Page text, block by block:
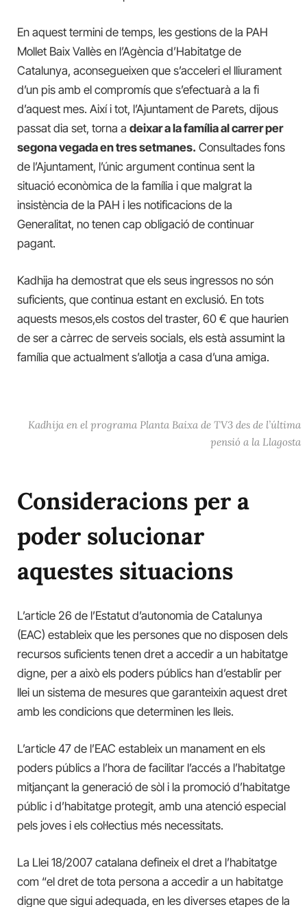
En aquest termini de temps, les gestions de la PAH
Mollet Baix Vallès en l’Agència d’Habitatge de
Catalunya, aconsegueixen que s’acceleri el lliurament
d’un pis amb el compromís que s’efectuarà a la fi
d’aquest mes. Així i tot, l’Ajuntament de Parets, dijous
passat dia set, torna a deixar a la família al carrer per
segona vegada en tres setmanes. Consultades fons
de l’Ajuntament, l’únic argument continua sent la
situació econòmica de la família i que malgrat la
insistència de la PAH i les notificacions de la
Generalitat, no tenen cap obligació de continuar
pagant.
Kadhija ha demostrat que els seus ingressos no són
suficients, que continua estant en exclusió. En tots
aquests mesos,els costos del traster, 60 € que haurien
de ser a càrrec de serveis socials, els està assumint la
família que actualment s’allotja a casa d’una amiga.
Kadhija en el programa Planta Baixa de TV3 des de l’última
pensió a la Llagosta
Consideracions per a
poder solucionar
aquestes situacions
L’article 26 de l’Estatut d’autonomia de Catalunya
(EAC) estableix que les persones que no disposen dels
recursos suficients tenen dret a accedir a un habitatge
digne, per a això els poders públics han d’establir per
llei un sistema de mesures que garanteixin aquest dret
amb les condicions que determinen les lleis.
L’article 47 de l’EAC estableix un manament en els
poders públics a l’hora de facilitar l’accés a l’habitatge
mitjançant la generació de sòl i la promoció d’habitatge
públic i d’habitatge protegit, amb una atenció especial
pels joves i els col·lectius més necessitats.
La Llei 18/2007 catalana defineix el dret a l’habitatge
com “el dret de tota persona a accedir a un habitatge
digne que sigui adequada, en les diverses etapes de la